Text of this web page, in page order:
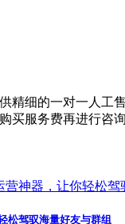
细的一对一人工
买服务费再进行咨询
松驾驭海量好友与群组